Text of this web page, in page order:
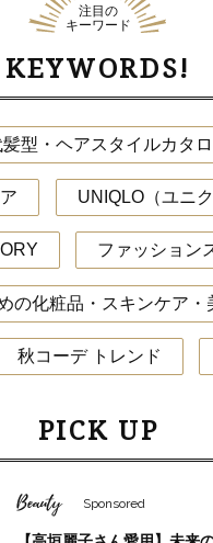
注目の
キーワード
KEYWORDS!
型・ヘアスタイルカタ
UNIQLO（ユニ
ファッション
秋コーデ トレンド
PICK UP
Beauty Sponsored